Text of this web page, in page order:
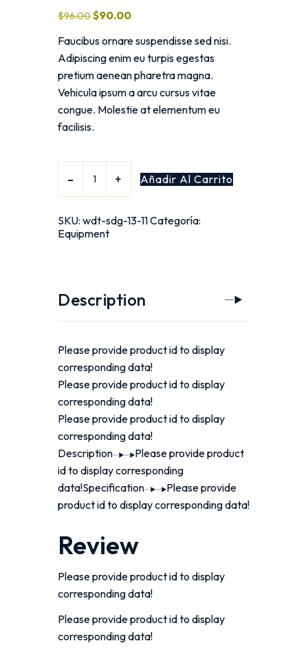
$96.00$90.00
Faucibus ornare suspendisse sed nisi.
Adipiscing enim eu turpis egestas
pretium aenean pharetra magna.
Vehicula ipsum a arcu cursus vitae
congue. Molestie at elementum eu
facilisis.
Añadir Al Carrito
SKU: wdt-sdg-13-11Categoría:
Equipment
Description
Please provide product id to display
corresponding data!
Please provide product id to display
corresponding data!
Please provide product id to display
corresponding data!
Description
Please provide product
id to display corresponding
data!Specification
Please provide
product id to display corresponding data!
Review
Please provide product id to display
corresponding data!
Please provide product id to display
corresponding data!